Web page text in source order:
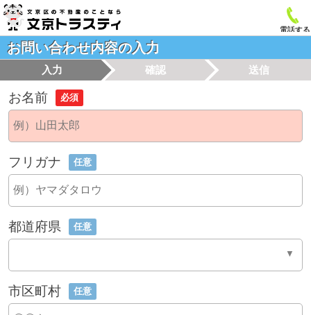
電話する
お問い合わせ内容の入力
入力 確認 送信
お名前 必須
フリガナ 任意
都道府県 任意
市区町村 任意